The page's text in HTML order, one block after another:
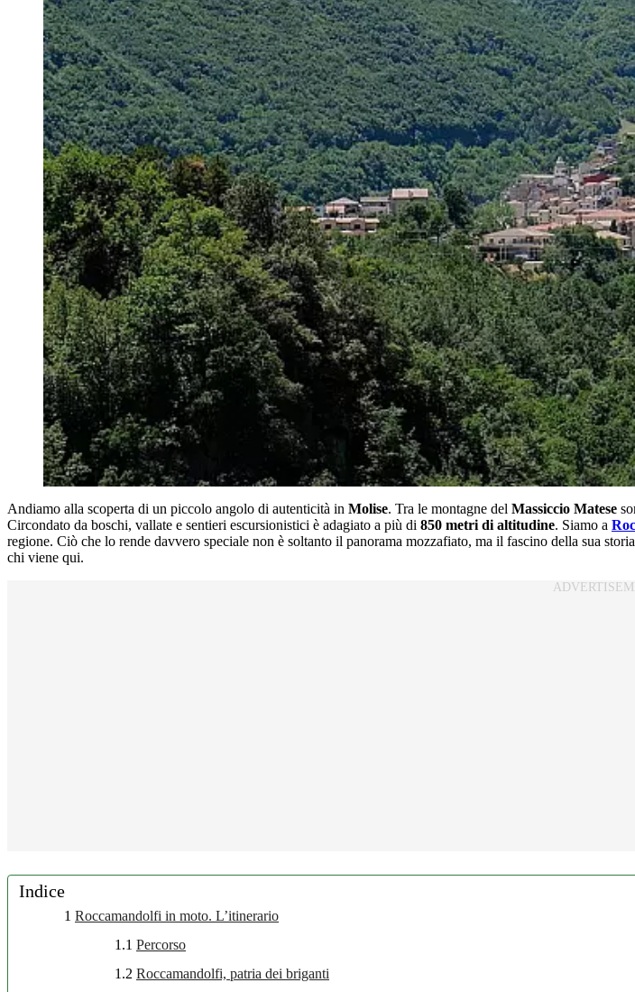
Andiamo alla scoperta di un piccolo angolo di autenticità in Molise. Tra le montagne del Massiccio Matese
Circondato da boschi, vallate e sentieri escursionistici è adagiato a più di 850 metri di altitudine. Siamo a
regione. Ciò che lo rende davvero speciale non è soltanto il panorama mozzafiato, ma il fascino della sua
chi viene qui.
Indice
1 Roccamandolfi in moto. L’itinerario
1.1 Percorso
1.2 Roccamandolfi, patria dei briganti